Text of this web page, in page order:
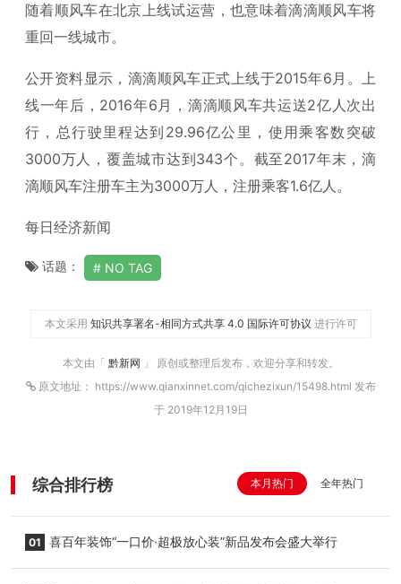
随着顺风车在北京上线试运营，也意味着滴滴顺风车将
重回一线城市。
公开资料显示，滴滴顺风车正式上线于2015年6月。上
线一年后，2016年6月，滴滴顺风车共运送2亿人次出
行，总行驶里程达到29.96亿公里，使用乘客数突破
3000万人，覆盖城市达到343个。截至2017年末，滴
滴顺风车注册车主为3000万人，注册乘客1.6亿人。
每日经济新闻
话题： NO TAG
本文采用 知识共享署名-相同方式共享 4.0 国际许可协议 进行许可
本文由「 黔新网 」 原创或整理后发布，欢迎分享和转发。
原文地址： https://www.qianxinnet.com/qichezixun/15498.html 发布
于 2019年12月19日
综合排行榜 本月热门 全年热门
01 喜百年装饰“一口价·超极放心装”新品发布会盛大举行